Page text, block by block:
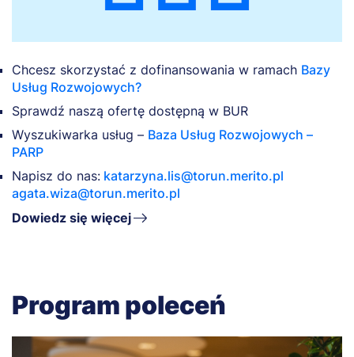
Chcesz skorzystać z dofinansowania w ramach Bazy
Usług Rozwojowych?
Sprawdź naszą ofertę dostępną w BUR
Wyszukiwarka usług – Baza Usług Rozwojowych –
PARP
Napisz do nas: katarzyna.lis@torun.merito.pl
agata.wiza@torun.merito.pl
Dowiedz się więcej
Program poleceń